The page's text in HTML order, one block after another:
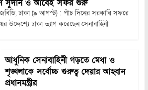
সুদান ও আবেই সফর শুরু
ঢাকা (৯ আগস্ট) : পাঁচ দিনের সরকারি সফরে
উদ্দেশ্যে ঢাকা ত্যাগ করেছেন সেনাবাহিনী
আধুনিক সেনাবাহিনী গড়তে মেধা ও
শৃঙ্খলাকে সর্বোচ্চ গুরুত্ব দেয়ার আহ্বান
প্রধানমন্ত্রীর